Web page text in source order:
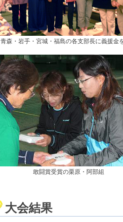
青森・岩手・宮城・福島の各支部長に義援金
敢闘賞受賞の栗原・阿部組
大会結果